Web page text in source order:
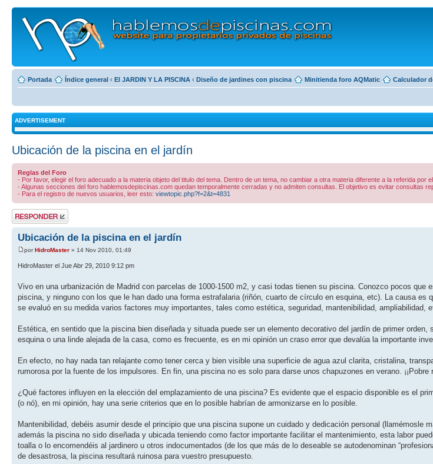
Portada Índice general ‹ El JARDIN Y LA PISCINA ‹ Diseño de jardines con piscina Minitienda foro AQMatic Calculador
ADVERTISEMENT
Ubicación de la piscina en el jardín
Reglas del Foro
- Por favor, elegir el foro adecuado a la materia objeto del titulo del tema. Dentro de un tema, no cambiar a otra materia diferente a la referida por
- Algunas secciones del foro hablemosdepiscinas.com quedan temporalmente cerradas y no admiten consultas. El objetivo es evitar consultas
- Para el registro de nuevos usuarios, leer esto: viewtopic.php?f=2&t=4831
Publicar una
respuesta
Ubicación de la piscina en el jardín
porHidroMaster » 14 Nov 2010, 01:49
HidroMaster el Jue Abr 29, 2010 9:12 pm
Vivo en una urbanización de Madrid con parcelas de 1000-1500 m2, y casi todas tienen su piscina. Conozco pocos que
piscina, y ninguno con los que le han dado una forma estrafalaria (riñón, cuarto de círculo en esquina, etc). La causa es
se evaluó en su medida varios factores muy importantes, tales como estética, seguridad, mantenibilidad, ampliabilidad,
Estética, en sentido que la piscina bien diseñada y situada puede ser un elemento decorativo del jardín de primer orden,
esquina o una linde alejada de la casa, como es frecuente, es en mi opinión un craso error que devalúa la importante
En efecto, no hay nada tan relajante como tener cerca y bien visible una superficie de agua azul clarita, cristalina,
rumorosa por la fuente de los impulsores. En fin, una piscina no es solo para darse unos chapuzones en verano.
¿Qué factores influyen en la elección del emplazamiento de una piscina? Es evidente que el espacio disponible es el
(o nó), en mi opinión, hay una serie criterios que en lo posible habrían de armonizarse en lo posible.
Mantenibilidad, debéis asumir desde el principio que una piscina supone un cuidado y dedicación personal (llamémosle
además la piscina no sido diseñada y ubicada teniendo como factor importante facilitar el mantenimiento, esta labor
toalla o lo encomendéis al jardinero u otros indocumentados (de los que más de lo deseable se autodenominan
de desastrosa, la piscina resultará ruinosa para vuestro presupuesto.